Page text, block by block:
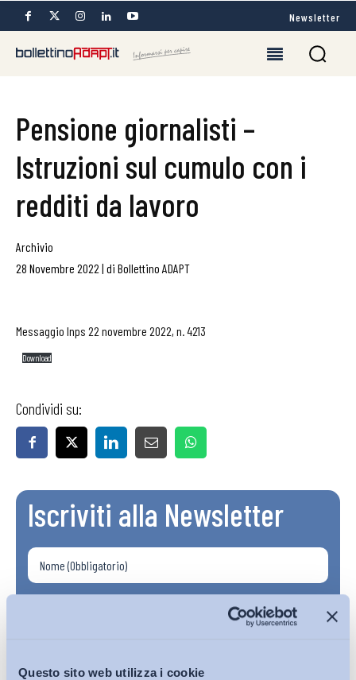
Questo sito web utilizza i cookie
Newsletter
Pensione giornalisti –
Istruzioni sul cumulo con i
redditi da lavoro
Archivio
28 Novembre 2022 | di Bollettino ADAPT
Messaggio Inps 22 novembre 2022, n. 4213
Download
Condividi su:
Iscriviti alla Newsletter